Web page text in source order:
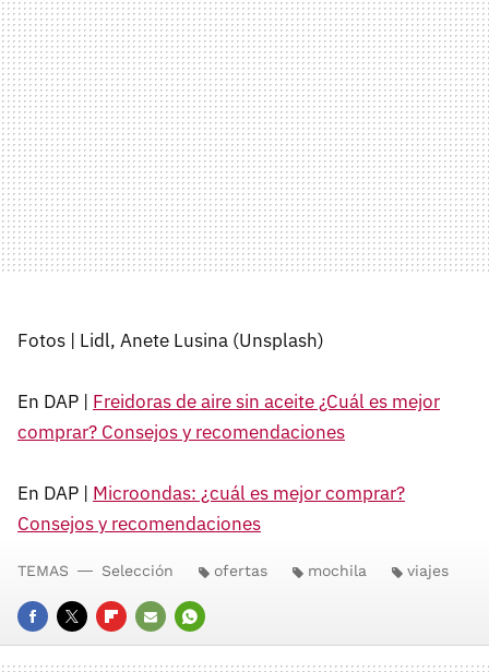
Fotos | Lidl, Anete Lusina (Unsplash)
En DAP | Freidoras de aire sin aceite ¿Cuál es mejor
comprar? Consejos y recomendaciones
En DAP | Microondas: ¿cuál es mejor comprar?
Consejos y recomendaciones
FACEBOOK
TWITTERFLIPBOARD
E-
WHATSAPP
TEMAS Selección ofertas mochila viajes